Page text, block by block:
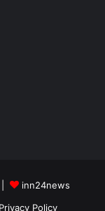
inn24news
Privacy Policy